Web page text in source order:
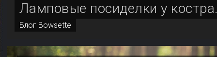
Ламповые посиделки у
Блог Bowsette